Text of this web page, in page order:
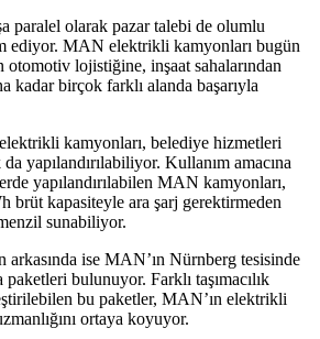
paralel olarak pazar talebi de olumlu
ediyor. MAN elektrikli kamyonları bugün
otomotiv lojistiğine, inşaat sahalarından
kadar birçok farklı alanda başarıyla
kamyonları, belediye hizmetleri
yapılandırılabiliyor. Kullanım amacına
yapılandırılabilen MAN kamyonları,
brüt kapasiteyle ara şarj gerektirmeden
sunabiliyor.
arkasında ise MAN’ın Nürnberg tesisinde
bulunuyor. Farklı taşımacılık
bu paketler, MAN’ın elektrikli
ortaya koyuyor.